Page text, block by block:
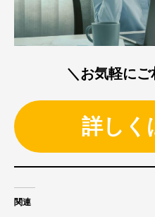
＼お気軽に
詳しく
関連